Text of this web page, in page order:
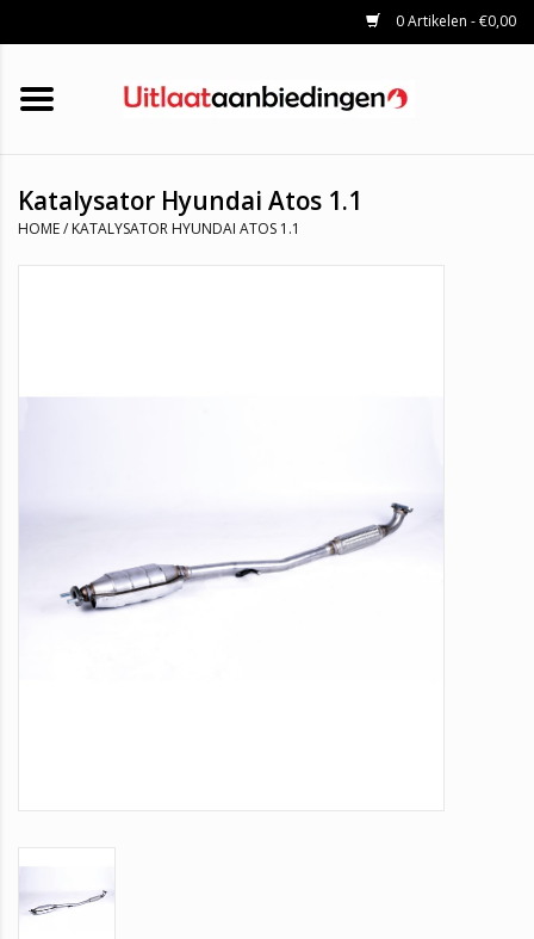
0 Artikelen - €0,00
HOME
KATALYSATOREN
UNIVERSELE UITLAATDELEN
Katalysator Hyundai Atos 1.1
HOME/ KATALYSATOR HYUNDAI ATOS 1.1